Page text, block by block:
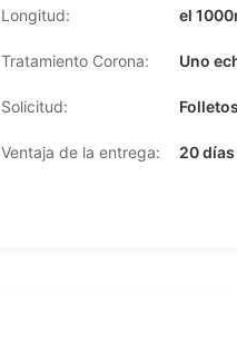
Longitud: el
Tratamiento Corona: Uno
Solicitud:
Ventaja de la entrega: 20 días